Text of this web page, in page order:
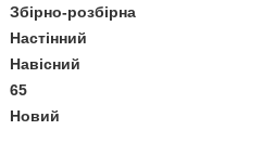
Збірно-розбірна
Настінний
Навісний
65
Новий